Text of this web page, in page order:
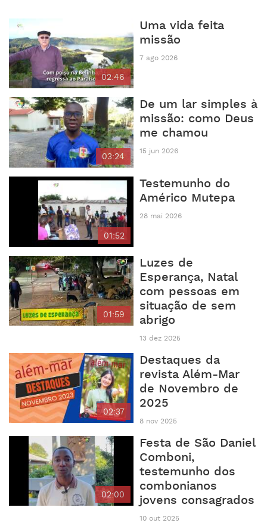
02:46
Uma vida feita
missão
7 ago 2026
03:24
De um lar simples à
missão: como Deus
me chamou
15 jun 2026
01:52
Testemunho do
Américo Mutepa
28 mai 2026
01:59
Luzes de
Esperança, Natal
com pessoas em
situação de sem
abrigo
13 dez 2025
02:37
Destaques da
revista Além-Mar
de Novembro de
2025
8 nov 2025
02:00
Festa de São Daniel
Comboni,
testemunho dos
combonianos
jovens consagrados
10 out 2025